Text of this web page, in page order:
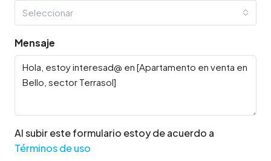
Seleccionar
Mensaje
Al subir este formulario estoy de acuerdo a
Términos de uso